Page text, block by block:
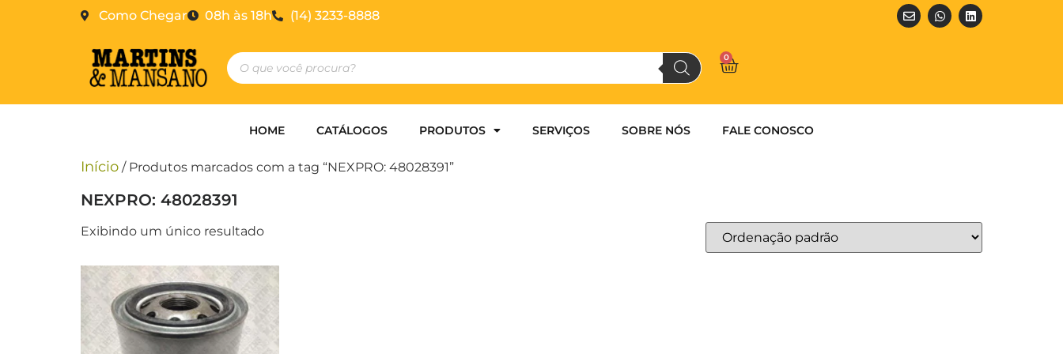
Como Chegar 08h às 18h (14) 3233-8888
0
HOME CATÁLOGOS PRODUTOS SERVIÇOS SOBRE NÓS FALE CONOSCO
Início / Produtos marcados com a tag “NEXPRO: 48028391”
NEXPRO: 48028391
Exibindo um único resultado